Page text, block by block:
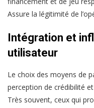
Assure la légitimité de
Intégration et
utilisateur
Le choix des moyens de
perception de crédibilité
Très souvent, ceux qui